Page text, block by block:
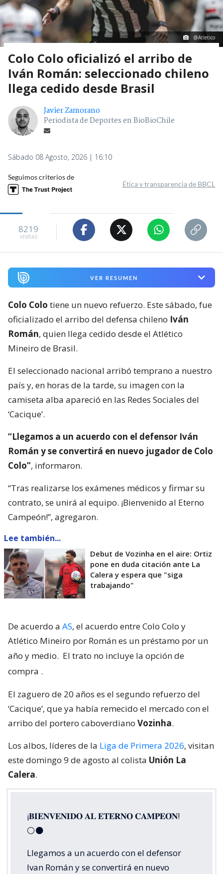
@Atletico
Colo Colo oficializó el arribo de
Iván Román: seleccionado chileno
llega cedido desde Brasil
Javier Zamorano
Periodista de Deportes en BioBioChile
Sábado 08 Agosto, 2026 | 16:10
Seguimos criterios de
Ética y transparencia de BBCL
8219
visitas
VER RESUMEN
Colo Colo tiene un nuevo refuerzo. Este sábado, fue
oficializado el arribo del defensa chileno Iván
Román, quien llega cedido desde el Atlético
Mineiro de Brasil.
El seleccionado nacional arribó temprano a nuestro
país y, en horas de la tarde, su imagen con la
camiseta alba apareció en las Redes Sociales del
‘Cacique’.
“Llegamos a un acuerdo con el defensor Iván
Román y se convertirá en nuevo jugador de Colo
Colo”, informaron.
“Tras realizarse los exámenes médicos y firmar su
contrato, se unirá al equipo. ¡Bienvenido al Eterno
Campeón!”, agregaron.
Lee también...
Debut de Vozinha en el aire: Ortiz
pone en duda citación ante La
Calera y espera que "siga
trabajando"
De acuerdo a AS, el acuerdo entre Colo Colo y
Atlético Mineiro por Román es un préstamo por un
año y medio. El trato no incluye la opción de
compra .
El zaguero de 20 años es el segundo refuerzo del
‘Cacique’, que ya había remecido el mercado con el
arribo del portero caboverdiano Vozinha.
Los albos, líderes de la Liga de Primera 2026, visitan
este domingo 9 de agosto al colista Unión La
Calera.
¡𝐁𝐈𝐄𝐍𝐕𝐄𝐍𝐈𝐃𝐎 𝐀𝐋 𝐄𝐓𝐄𝐑𝐍𝐎 𝐂𝐀𝐌𝐏𝐄𝐎́𝐍!
⚪⚫
Llegamos a un acuerdo con el defensor
Ivan Román y se convertirá en nuevo